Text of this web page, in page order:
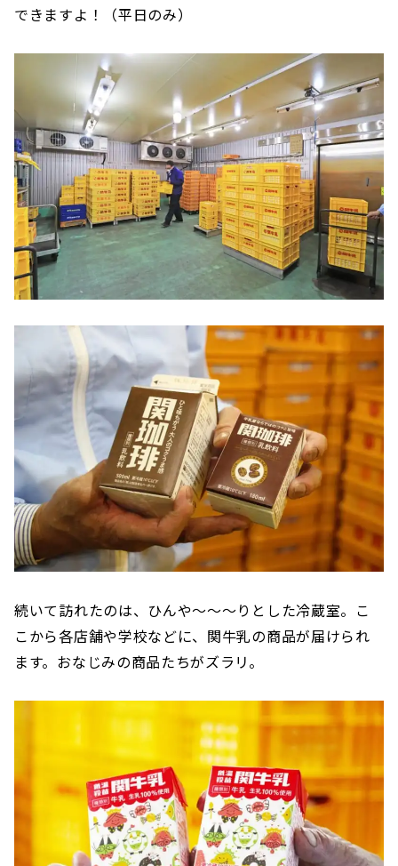
できますよ！（平日のみ）
続いて訪れたのは、ひんや〜〜〜りとした冷蔵室。こ
こから各店舗や学校などに、関牛乳の商品が届けられ
ます。おなじみの商品たちがズラリ。